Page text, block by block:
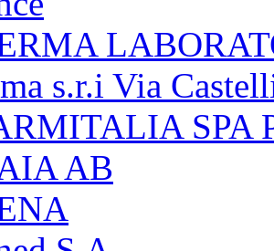
s.r.i Via
SPA
AB